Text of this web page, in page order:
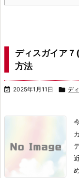
ディスガイア
方法
 2025年1月11日  デ